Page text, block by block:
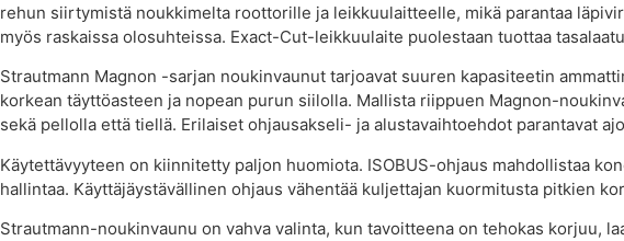
rehun siirtymistä noukkimelta roottorille ja leikkuulaitteelle, mikä parantaa
myös raskaissa olosuhteissa. Exact-Cut-leikkuulaite puolestaan tuottaa
Strautmann Magnon -sarjan noukinvaunut tarjoavat suuren kapasiteetin
korkean täyttöasteen ja nopean purun siilolla. Mallista riippuen Magnon-
sekä pellolla että tiellä. Erilaiset ohjausakseli- ja alustavaihtoehdot parantavat
Käytettävyyteen on kiinnitetty paljon huomiota. ISOBUS-ohjaus mahdollistaa
hallintaa. Käyttäjäystävällinen ohjaus vähentää kuljettajan kuormitusta pitkien
Strautmann-noukinvaunu on vahva valinta, kun tavoitteena on tehokas korjuu,